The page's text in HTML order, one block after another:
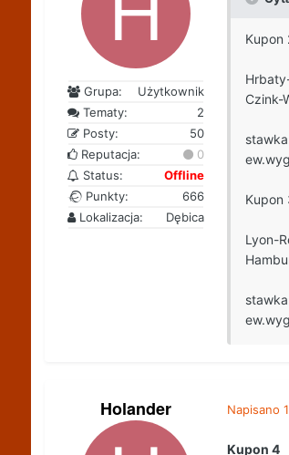
Grupa:
Użytkownik
Tematy:
2
Posty:
50
Reputacja:
0
Status:
Offline
Punkty:
666
Lokalizacja:
Dębica
Kupon
Czink-
Kupon
Lyon-
Holander Napisano
Kupon 4